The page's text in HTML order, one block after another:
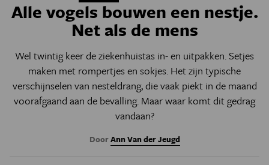
Alle vogels bouwen een nestje.
Net als de mens
Wel twintig keer de ziekenhuistas in- en uitpakken. Setjes
maken met rompertjes en sokjes. Het zijn typische
verschijnselen van nesteldrang, die vaak piekt in de maand
voorafgaand aan de bevalling. Maar waar komt dit gedrag
vandaan?
DoorAnn Van der Jeugd